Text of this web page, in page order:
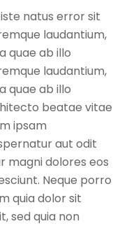
natus error sit
laudantium,
quae ab illo
laudantium,
quae ab illo
beatae vitae
ipsam
aut odit
magni dolores eos
Neque porro
quia dolor sit
sed quia non